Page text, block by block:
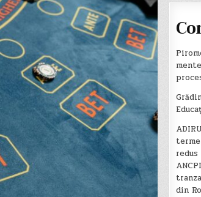
din